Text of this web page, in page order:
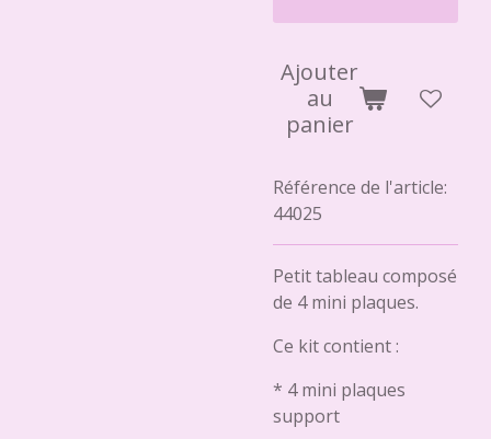
Ajouter
au
panier
Référence de l'article:
44025
Petit tableau composé
de 4 mini plaques.
Ce kit contient :
* 4 mini plaques
support